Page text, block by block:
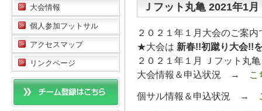
Ｊフット丸亀 2021年1
２０２１年１月大会のご案内
★大会は 新春!!初蹴り大会!!
２０２１年１月 Ｊフット丸
大会情報＆申込状況 →
こ
個サル情報＆申込状況 →
大会情報
個人参加フットサル
アクセスマップ
リンクページ